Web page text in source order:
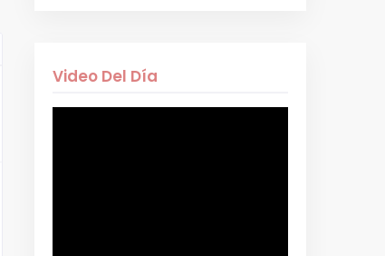
Video Del Día